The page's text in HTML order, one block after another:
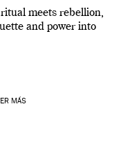
meets rebellion,
and power into
MÁS